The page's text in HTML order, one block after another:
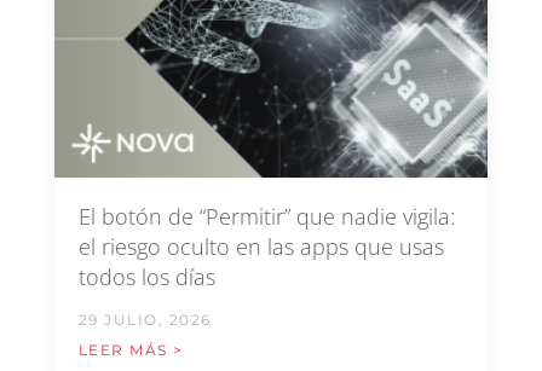
El botón de “Permitir” que nadie vigila:
el riesgo oculto en las apps que usas
todos los días
29 JULIO, 2026
LEER MÁS >